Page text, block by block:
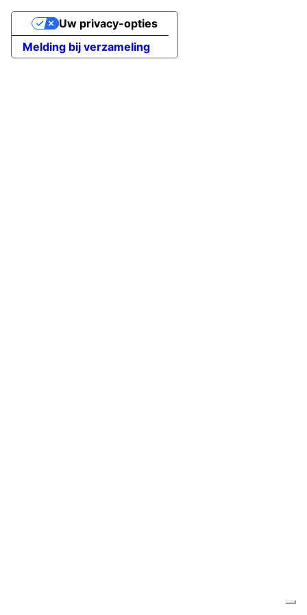
Melding bij verzameling
Uw privacy-opties